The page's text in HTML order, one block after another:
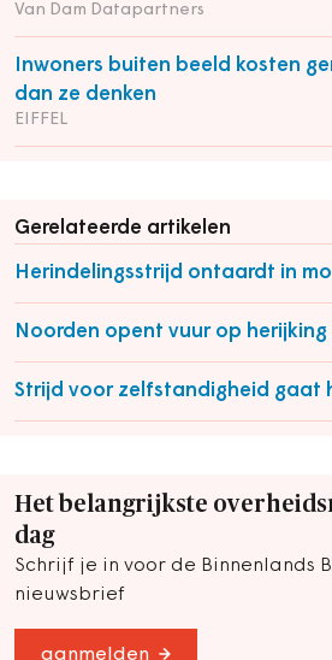
Van Dam Datapartners
Inwoners buiten beeld kosten
dan ze denken
EIFFEL
Gerelateerde artikelen
Herindelingsstrijd ontaardt in
Noorden opent vuur op
Strijd voor zelfstandigheid gaat
Het belangrijkste
dag
Schrijf je in voor de Binnenlands
nieuwsbrief
aanmelden